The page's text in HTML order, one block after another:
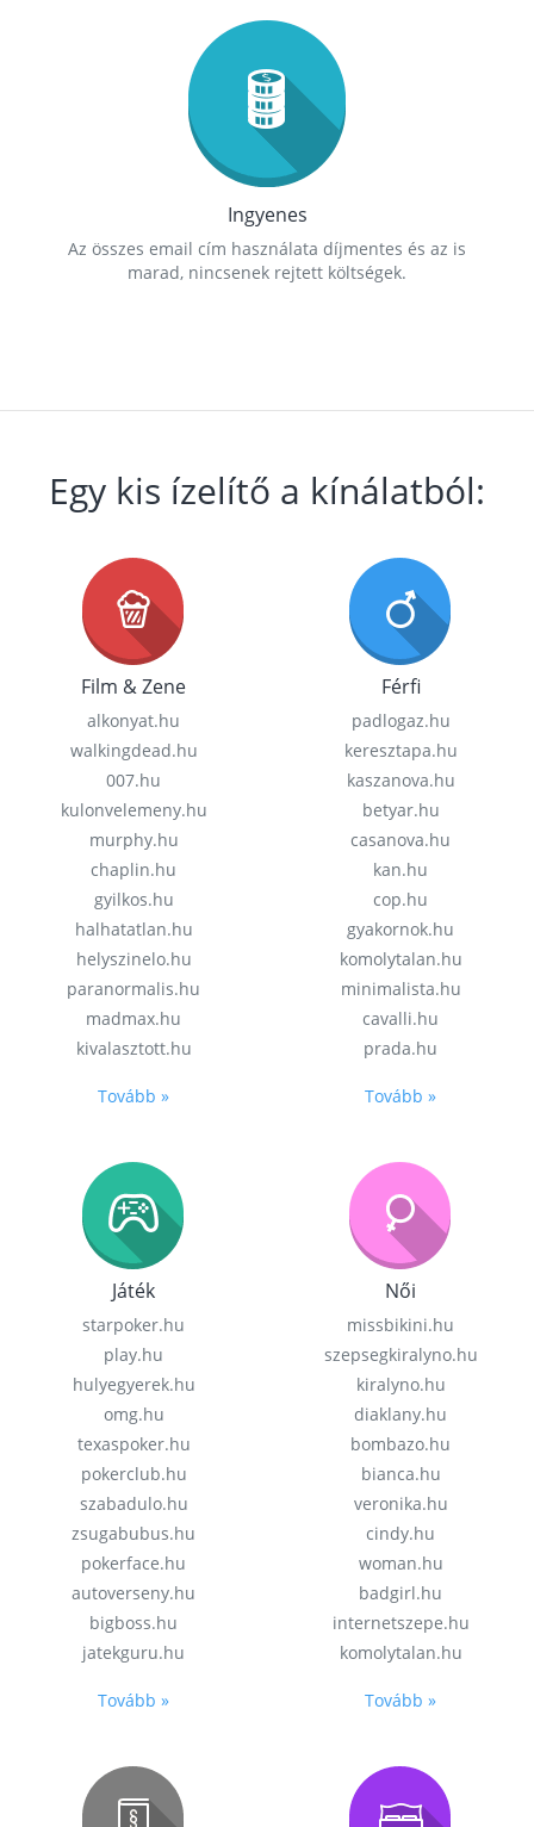
Ingyenes
Az összes email cím használata díjmentes és az is
marad, nincsenek rejtett költségek.
Egy kis ízelítő a kínálatból:
Film & Zene
alkonyat.hu
walkingdead.hu
007.hu
kulonvelemeny.hu
murphy.hu
chaplin.hu
gyilkos.hu
halhatatlan.hu
helyszinelo.hu
paranormalis.hu
madmax.hu
kivalasztott.hu
Tovább »
Férfi
padlogaz.hu
keresztapa.hu
kaszanova.hu
betyar.hu
casanova.hu
kan.hu
cop.hu
gyakornok.hu
komolytalan.hu
minimalista.hu
cavalli.hu
prada.hu
Tovább »
Játék
starpoker.hu
play.hu
hulyegyerek.hu
omg.hu
texaspoker.hu
pokerclub.hu
szabadulo.hu
zsugabubus.hu
pokerface.hu
autoverseny.hu
bigboss.hu
jatekguru.hu
Tovább »
Női
missbikini.hu
szepsegkiralyno.hu
kiralyno.hu
diaklany.hu
bombazo.hu
bianca.hu
veronika.hu
cindy.hu
woman.hu
badgirl.hu
internetszepe.hu
komolytalan.hu
Tovább »